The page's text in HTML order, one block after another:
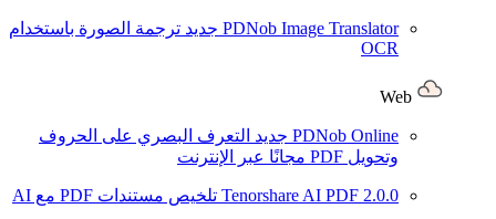
PDNob Image Translator جديد ترجمة الصورة باستخدام
OCR
PDNob Online جديد التعرف البصري على الحروف
وتحويل PDF مجانًا عبر الإنترنت
Tenorshare AI PDF 2.0.0 تلخيص مستندات PDF مع AI